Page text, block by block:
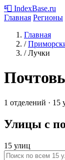
📮 IndexBase.ru
Главная Регионы
Главная
/
/ Лучки
1 отделений · 15
Улицы с
15 улиц